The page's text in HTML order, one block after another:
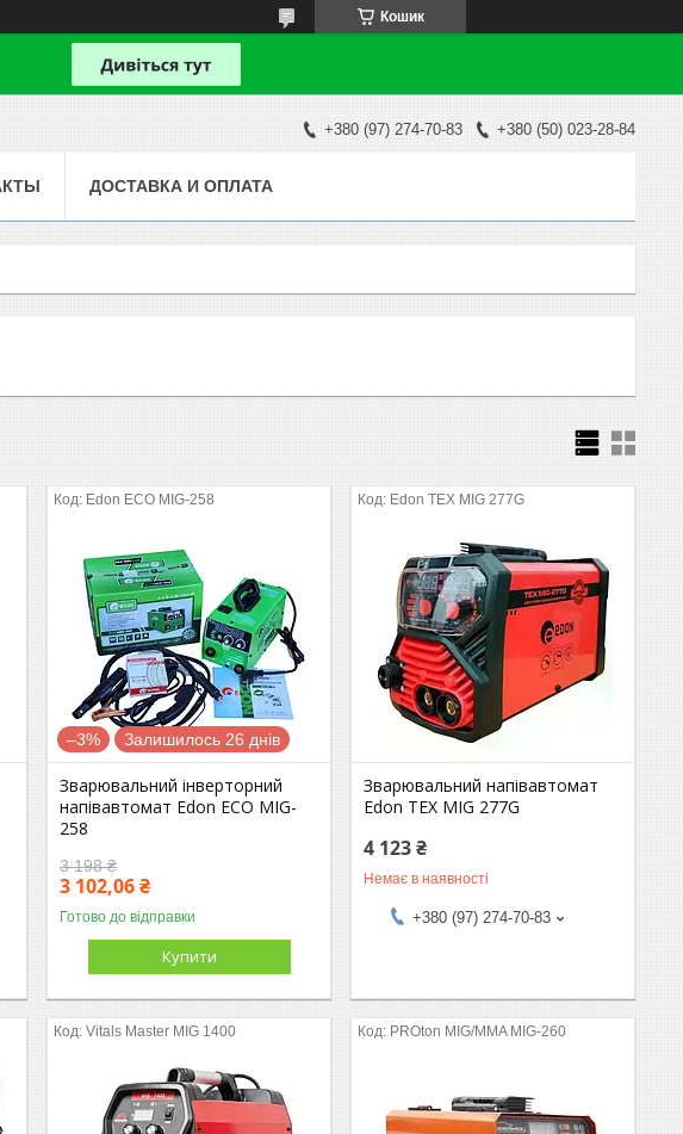
Кошик
+380 (97) 274-70-83 +380 (50) 023-28-84
ДОСТАВКА И ОПЛАТА
Edon ECO MIG-258
–3% Залишилось 26 днів
Зварювальний інверторний
напівавтомат Edon ECO MIG-
258
3 198 ₴
3 102,06 ₴
Готово до відправки
Купити
Edon TEX MIG 277G
Зварювальний напівавтомат
Edon TEX MIG 277G
4 123 ₴
Немає в наявності
+380 (97) 274-70-83
Vitals Master MIG 1400 PROton MIG/MMA MIG-260